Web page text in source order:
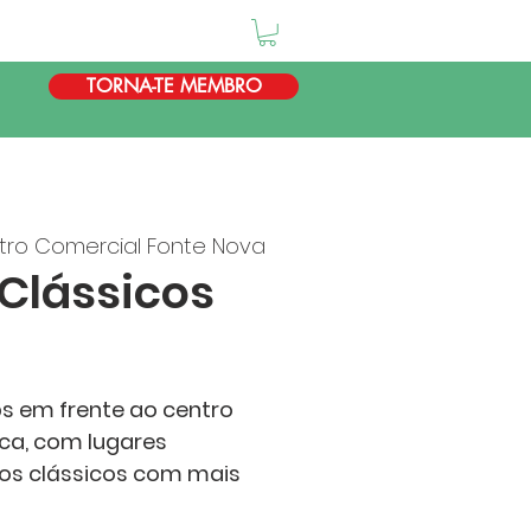
TORNA-TE MEMBRO
Comercial Fonte Nova
em frente ao centro
com lugares
clássicos com mais